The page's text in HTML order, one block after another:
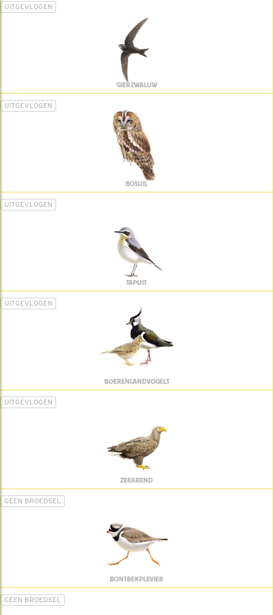
UITGEVLOGEN
GIERZWALUW
UITGEVLOGEN
BOSUIL
UITGEVLOGEN
TAPUIT
UITGEVLOGEN
BOERENLANDVOGELS
UITGEVLOGEN
ZEEAREND
GEEN BROEDSEL
BONTBEKPLEVIER
GEEN BROEDSEL